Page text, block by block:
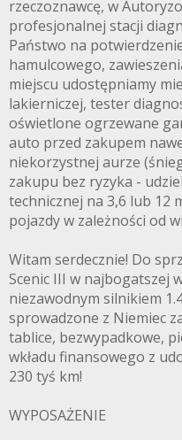
rzeczoznawcę, w
profesjonalnej stacji
Państwo na
hamulcowego,
miejscu udostępniamy
lakierniczej, tester
oświetlone ogrzewane
auto przed zakupem
niekorzystnej aurze
zakupu bez ryzyka -
technicznej na 3,6 lub 12
pojazdy w zależności od
Witam serdecznie! Do
Scenic III w najbogatszej
niezawodnym silnikiem
sprowadzone z Niemiec
tablice, bezwypadkowe,
wkładu finansowego z
230 tyś km!
WYPOSAŻENIE